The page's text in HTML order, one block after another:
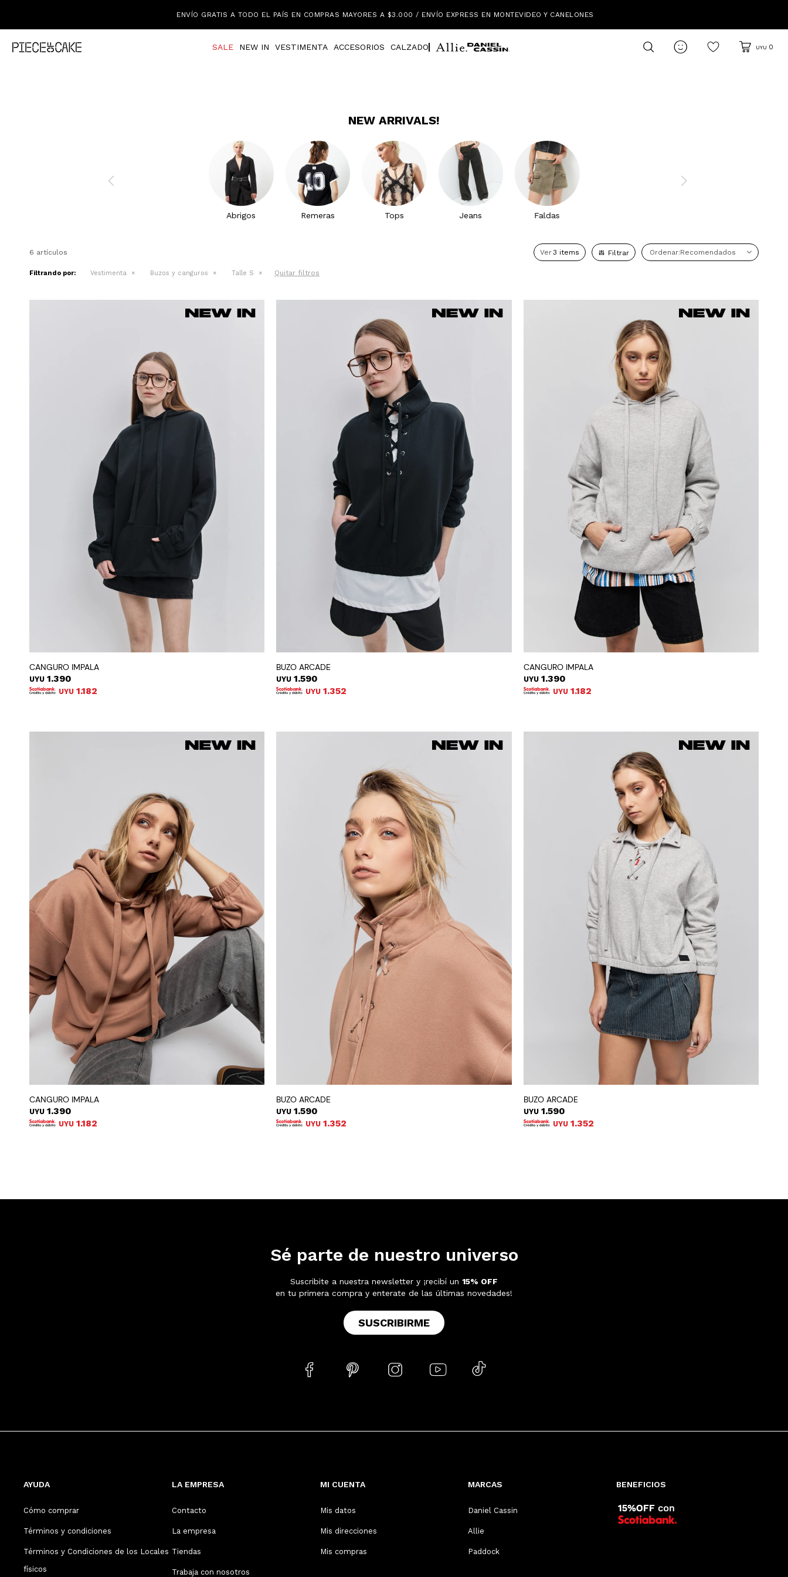
ENVÍO GRATIS A TODO EL PAÍS EN COMPRAS MAYORES A $3.000 / ENVÍO EXPRESS EN MONTEVIDEO Y CANELONES
SALE NEW IN VESTIMENTA ACCESORIOS CALZADO  UYU 0
NEW ARRIVALS!
Abrigos Remeras Tops Jeans Faldas
Ver
6 artículos Recomendados
Filtrando por: Vestimenta Buzos y canguros Talle S Quitar filtros
CANGURO IMPALA
UYU 1.390
UYU 1.182
BUZO ARCADE
UYU 1.590
UYU 1.352
CANGURO IMPALA
UYU 1.390
UYU 1.182
CANGURO IMPALA
UYU 1.390
UYU 1.182
BUZO ARCADE
UYU 1.590
UYU 1.352
BUZO ARCADE
UYU 1.590
UYU 1.352
AYUDA
Cómo comprar
Términos y condiciones
Términos y Condiciones de los Locales
físicos
LA EMPRESA
Contacto
La empresa
Tiendas
Trabaja con nosotros
MI CUENTA
Mis datos
Mis direcciones
Mis compras
MARCAS
Daniel Cassin
Allie
Paddock
BENEFICIOS
Sé parte de nuestro universo
Suscribite a nuestra newsletter y ¡recibí un 15% OFF
en tu primera compra y enterate de las últimas novedades!
SUSCRIBIRME
    